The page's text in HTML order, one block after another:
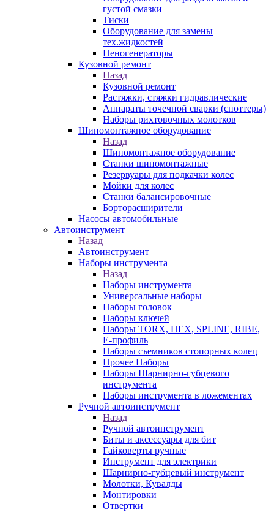
густой смазки
Тиски
Оборудование для замены
тех.жидкостей
Пеногенераторы
Кузовной ремонт
Назад
Кузовной ремонт
Растяжки, стяжки гидравлические
Аппараты точечной сварки (споттеры)
Наборы рихтовочных молотков
Шиномонтажное оборудование
Назад
Шиномонтажное оборудование
Станки шиномонтажные
Резервуары для подкачки колес
Мойки для колес
Станки балансировочные
Борторасширители
Насосы автомобильные
Автоинструмент
Назад
Автоинструмент
Наборы инструмента
Назад
Наборы инструмента
Универсальные наборы
Наборы головок
Наборы ключей
Наборы TORX, HEX, SPLINE, RIBE,
E-профиль
Наборы съемников стопорных колец
Прочее Наборы
Наборы Шарнирно-губцевого
инструмента
Наборы инструмента в ложементах
Ручной автоинструмент
Назад
Ручной автоинструмент
Биты и аксессуары для бит
Гайковерты ручные
Инструмент для электрики
Шарнирно-губцевый инструмент
Молотки, Кувалды
Монтировки
Отвертки